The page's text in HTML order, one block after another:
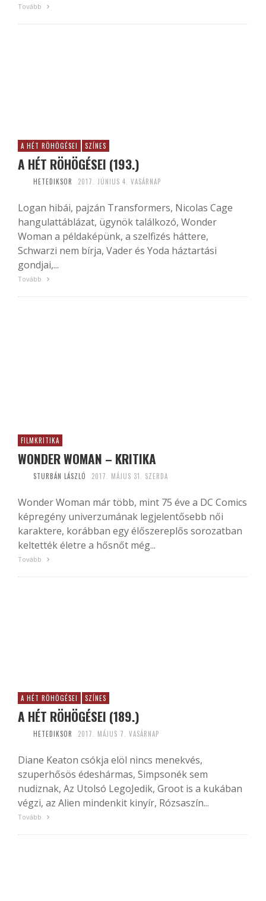
Tovább
A HÉT RÖHÖGÉSEI SZÍNES
A HÉT RÖHÖGÉSEI (193.)
HETEDIKSOR 2017. JÚNIUS 4. VASÁRNAP
Logan hibái, pajzán Transformers, Nicolas Cage
hangulattáblázat, ügynök találkozó, Wonder
Woman a példaképünk, a szelfizés háttere,
Schwarzi nem bírja, Vader és Yoda háztartási
gondjai,...
Tovább
FILMKRITIKA
WONDER WOMAN – KRITIKA
STURBÁN LÁSZLÓ 2017. MÁJUS 31. SZERDA
Wonder Woman már több, mint 75 éve a DC Comics
képregény univerzumának legjelentősebb női
karaktere, korábban egy élőszereplős sorozatban
keltették életre a hősnőt még...
Tovább
A HÉT RÖHÖGÉSEI SZÍNES
A HÉT RÖHÖGÉSEI (189.)
HETEDIKSOR 2017. MÁJUS 7. VASÁRNAP
Diane Keaton csókja elöl nincs menekvés,
szuperhősös édeshármas, Simpsonék sem
nudiznak, Az Utolsó LegoJedik, Groot is a kukában
végzi, az Alien mindenkit kinyír, Rózsaszín...
Tovább